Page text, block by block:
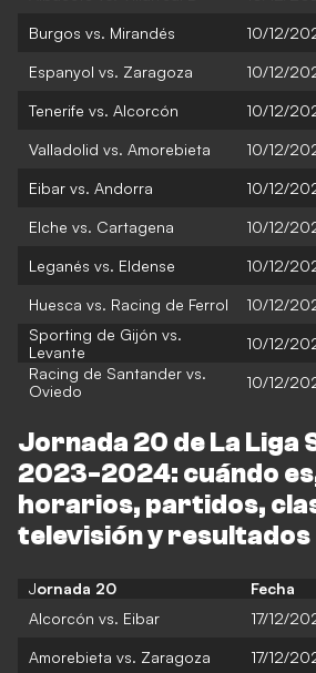
Burgos vs. Mirandés 10/12/
Espanyol vs. Zaragoza 10/12/
Tenerife vs. Alcorcón 10/12/
Valladolid vs. Amorebieta 10/12/
Eibar vs. Andorra 10/12/
Elche vs. Cartagena 10/12/
Leganés vs. Eldense 10/12/
Huesca vs. Racing de Ferrol 10/12/
Sporting de Gijón vs.
Levante
10/12/
Racing de Santander vs.
Oviedo
10/12/
Jornada 20 de La Liga
2023-2024: cuándo
horarios, partidos,
televisión y resultados
Jornada 20 Fecha
Alcorcón vs. Eibar
17/12/
Amorebieta vs. Zaragoza 17/12/